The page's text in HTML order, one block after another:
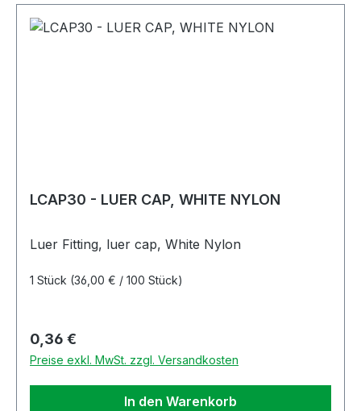
LCAP30 - LUER CAP, WHITE NYLON
Luer Fitting, luer cap, White Nylon
1 Stück (36,00 € / 100 Stück)
Regulärer Preis:
0,36 €
Preise exkl. MwSt. zzgl. Versandkosten
In den Warenkorb